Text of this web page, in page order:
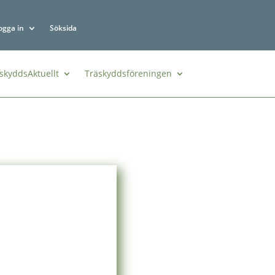
in Söksida
Träskyddsföreningen